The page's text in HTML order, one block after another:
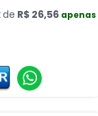
de R$ 26,56 apenas